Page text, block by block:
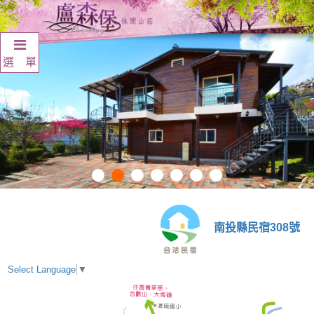
選 單
南投縣民宿308號
Select Language ▼